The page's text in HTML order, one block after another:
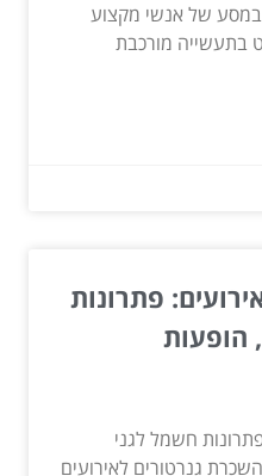
של אנשי מקצוע
בתעשייה מורכבת
פתרונות
הופעות
חשמל לגני
גנרטורים לאירועים